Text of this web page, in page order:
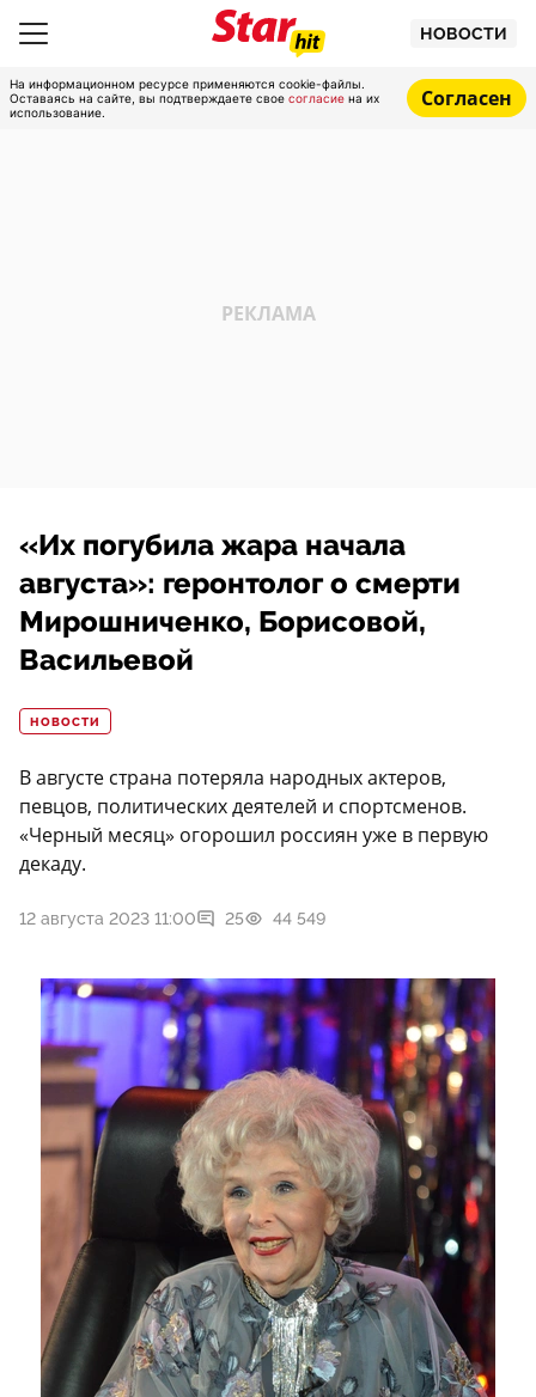
НОВОСТИ
На информационном ресурсе применяются cookie-файлы.
Оставаясь на сайте, вы подтверждаете свое согласие на их
использование.
Согласен
«Их погубила жара начала
августа»: геронтолог о смерти
Мирошниченко, Борисовой,
Васильевой
НОВОСТИ
В августе страна потеряла народных актеров,
певцов, политических деятелей и спортсменов.
«Черный месяц» огорошил россиян уже в первую
декаду.
12 августа 2023 11:00 25 44 549